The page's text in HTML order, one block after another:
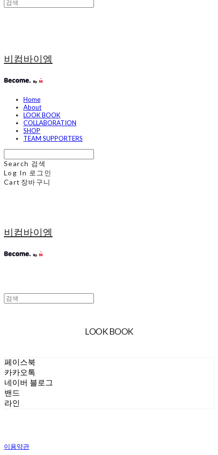
비컴바이엠
Home
About
LOOK BOOK
COLLABORATION
SHOP
TEAM SUPPORTERS
Search 검색
Log In 로그인
Cart 장바구니
비컴바이엠
LOOK BOOK
페이스북
카카오톡
네이버 블로그
밴드
라인
이용약관